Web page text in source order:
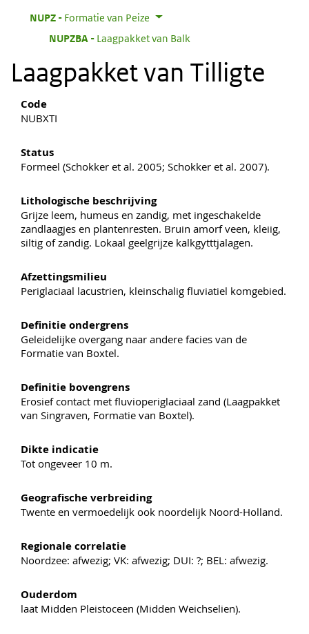
NUPZ:
Formatie van Peize
NUPZBA
Laagpakket van Balk
Laagpakket van Tilligte
Code
NUBXTI
Status
Formeel (Schokker et al. 2005; Schokker et al. 2007).
Lithologische beschrijving
Grijze leem, humeus en zandig, met ingeschakelde
zandlaagjes en plantenresten. Bruin amorf veen, kleiig,
siltig of zandig. Lokaal geelgrijze kalkgytttjalagen.
Afzettingsmilieu
Periglaciaal lacustrien, kleinschalig fluviatiel komgebied.
Definitie ondergrens
Geleidelijke overgang naar andere facies van de
Formatie van Boxtel.
Definitie bovengrens
Erosief contact met fluvioperiglaciaal zand (Laagpakket
van Singraven, Formatie van Boxtel).
Dikte indicatie
Tot ongeveer 10 m.
Geografische verbreiding
Twente en vermoedelijk ook noordelijk Noord-Holland.
Regionale correlatie
Noordzee: afwezig; VK: afwezig; DUI: ?; BEL: afwezig.
Ouderdom
laat Midden Pleistoceen (Midden Weichselien).